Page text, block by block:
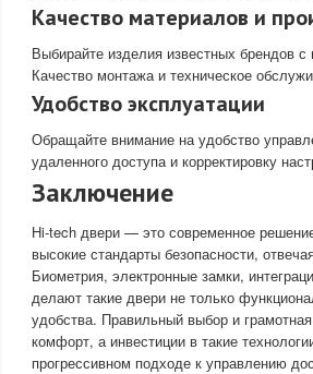
Качество материалов и
Выбирайте изделия известных брендов
Качество монтажа и техническое
Удобство эксплуатации
Обращайте внимание на удобство
удаленного доступа и корректировку
Заключение
Hi-tech двери — это современное
высокие стандарты безопасности,
Биометрия, электронные замки,
делают такие двери не только
удобства. Правильный выбор и
комфорт, а инвестиции в такие
прогрессивном подходе к управлению